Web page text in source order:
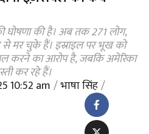
घोषणा की है। अब तक 271 लोग,
मर चुके हैं। इस्राइल पर भूख को
करने का आरोप है, जबकि अमेरिका
कर रहे हैं।
10:52 am भाषा सिंह